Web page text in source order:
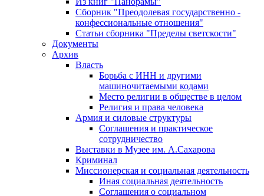
Сборник "Преодолевая государственно -
конфессиональные отношения"
Статьи сборника "Пределы светскости"
Документы
Архив
Власть
Борьба с ИНН и другими
машиночитаемыми кодами
Место религии в обществе в целом
Религия и права человека
Армия и силовые структуры
Соглашения и практическое
сотрудничество
Выставки в Музее им. А.Сахарова
Криминал
Миссионерская и социальная деятельность
Иная социальная деятельность
Соглашения о социальном